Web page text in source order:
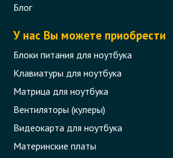
Блог
У нас Вы можете приобрести
Блоки питания для ноутбука
Клавиатуры для ноутбука
Матрица для ноутбука
Вентиляторы (кулеры)
Видеокарта для ноутбука
Материнские платы